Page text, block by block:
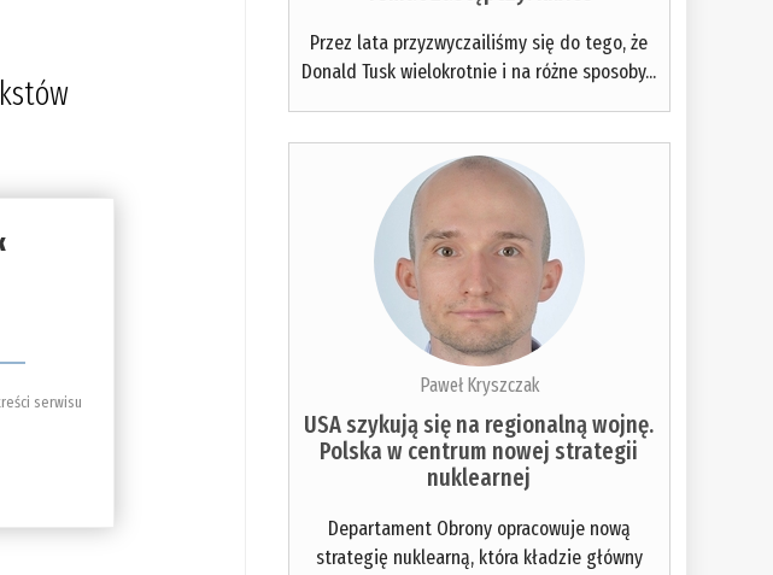
serwisu
Przez lata przyzwyczailiśmy się do tego, że
Donald Tusk wielokrotnie i na różne sposoby...
Paweł Kryszczak
USA szykują się na regionalną wojnę.
Polska w centrum nowej strategii
nuklearnej
Departament Obrony opracowuje nową
strategię nuklearną, która kładzie główny